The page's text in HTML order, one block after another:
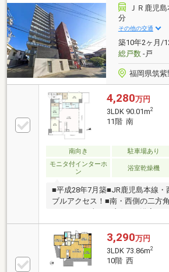
宅ローンのこと、不動産購入のな
お気軽にご相談ください！お客様
スタートからゴールまでお手伝い
ＪＲ鹿児
分
その他の交通
築10年2ヶ月/
総戸数-戸
福岡県筑紫
4,280万円
3LDK 90.01m2
11階 南
南向き 駐車場あり
モニタ付インターホ
ン
浴室乾燥機
■平成28年7月築■JR鹿児島本線・
ブルアクセス！■南・西側の二方
好！■ペット飼育可（規約の範囲
小学校「筑紫野市立二日市小学校
分・中学校「筑紫野市立二日市中
歩10分・スーパー「マックスバリ
市店」まで700m 徒歩9分詳細は担
3,290万円
3LDK 73.86m2
10階 西